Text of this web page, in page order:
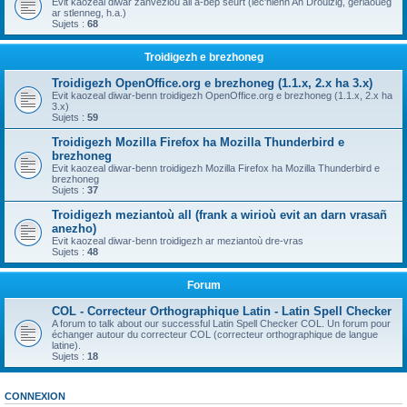
ar stlenneg, h.a.)
Sujets : 68
Troidigezh e brezhoneg
Troidigezh OpenOffice.org e brezhoneg (1.1.x, 2.x ha 3.x)
Evit kaozeal diwar-benn troidigezh OpenOffice.org e brezhoneg (1.1.x, 2.x ha
3.x)
Sujets : 59
Troidigezh Mozilla Firefox ha Mozilla Thunderbird e
brezhoneg
Evit kaozeal diwar-benn troidigezh Mozilla Firefox ha Mozilla Thunderbird e
brezhoneg
Sujets : 37
Troidigezh meziantoù all (frank a wirioù evit an darn vrasañ
anezho)
Evit kaozeal diwar-benn troidigezh ar meziantoù dre-vras
Sujets : 48
Forum
COL - Correcteur Orthographique Latin - Latin Spell Checker
A forum to talk about our successful Latin Spell Checker COL. Un forum pour
échanger autour du correcteur COL (correcteur orthographique de langue
latine).
Sujets : 18
CONNEXION